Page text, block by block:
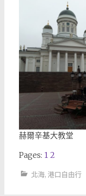
赫爾辛基大教堂
Pages: 1 2
北海, 港口自由行